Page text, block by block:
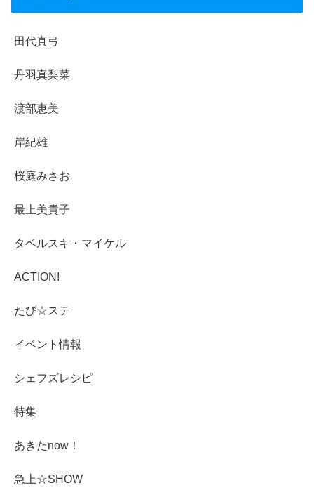
田代真弓
丹羽真梨菜
渡部恵美
岸紀雄
桜庭みさお
最上美貴子
タベルスキ・マイケル
ACTION!
たび☆ステ
イベント情報
シェフズレシピ
特集
あきたnow！
急上☆SHOW